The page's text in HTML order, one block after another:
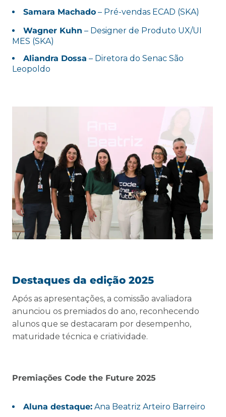
Samara Machado – Pré-vendas ECAD (SKA)
Wagner Kuhn – Designer de Produto UX/UI
MES (SKA)
Aliandra Dossa – Diretora do Senac São
Leopoldo
Destaques da edição 2025
Após as apresentações, a comissão avaliadora
anunciou os premiados do ano, reconhecendo
alunos que se destacaram por desempenho,
maturidade técnica e criatividade.
Premiações Code the Future 2025
Aluna destaque: Ana Beatriz Arteiro Barreiro